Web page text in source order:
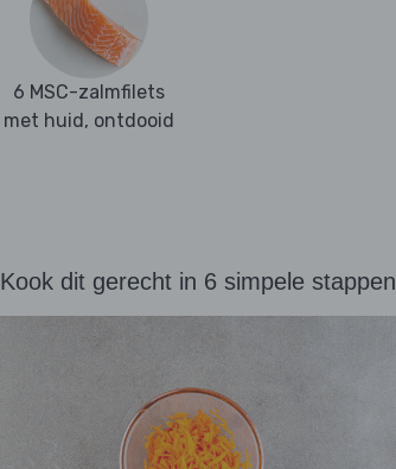
6 MSC-zalmfilets
met huid, ontdooid
Kook dit gerecht in 6 simpele stappen